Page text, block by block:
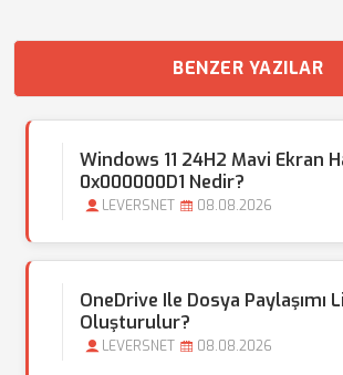
BENZER YAZILAR
Windows 11 24H2 Mavi Ekran
0x000000D1 Nedir?
LEVERSNET 08.08.2026
OneDrive Ile Dosya Paylaşımı
Oluşturulur?
LEVERSNET 08.08.2026